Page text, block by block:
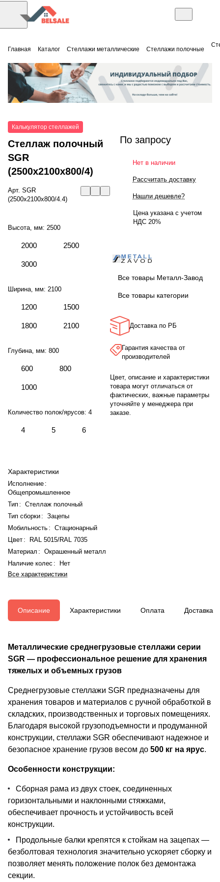
Главная Каталог Стеллажи металлические Стеллажи полочные
Калькулятор стеллажей
Стеллаж полочный
SGR
(2500x2100x800/4)
Арт. SGR
(2500x2100x800/4.4)
Высота, мм: 2500
2000 2500
3000
Ширина, мм: 2100
1200 1500
1800 2100
Глубина, мм: 800
600 800
1000
Количество полок/ярусов: 4
4 5 6
Характеристики
Исполнение :
Общепромышленное
Тип : Стеллаж полочный
Тип сборки: Зацепы
Мобильность : Стационарный
Цвет :
RAL 5015/RAL 7035
Материал : Окрашенный металл
Наличие колес :
Нет
Все характеристики
По запросу
Нет в наличии
Рассчитать доставку
Нашли дешевле?
Цена указана с учетом
НДС 20%
Все товары Металл-Завод
Все товары категории
Доставка по РБ
Гарантия качества от
производителей
Цвет, описание и характеристики
товара могут отличаться от
фактических, важные параметры
уточняйте у менеджера при
заказе.
Описание Характеристики Оплата Доставка
Металлические среднегрузовые стеллажи серии
SGR — профессиональное решение для хранения
тяжелых и объемных грузов
Среднегрузовые стеллажи SGR предназначены для
хранения товаров и материалов с ручной обработкой в
складских, производственных и торговых помещениях.
Благодаря высокой грузоподъемности и продуманной
конструкции, стеллажи SGR обеспечивают надежное и
безопасное хранение грузов весом до 500 кг на ярус.
Особенности конструкции:
Сборная рама из двух стоек, соединенных
горизонтальными и наклонными стяжками,
обеспечивает прочность и устойчивость всей
конструкции.
Продольные балки крепятся к стойкам на зацепах —
безболтовая технология значительно ускоряет сборку и
позволяет менять положение полок без демонтажа
секции.